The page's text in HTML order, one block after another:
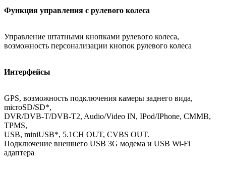
Функция управления с рулевого колеса
Управление штатными кнопками рулевого колеса,
возможность персонализации кнопок рулевого колеса
Интерфейсы
GPS, возможность подключения камеры заднего вида,
microSD/SD*,
DVR/DVB-T/DVB-T2, Audio/Video IN, IPod/IPhone, CMMB,
TPMS,
USB, miniUSB*, 5.1CH OUT, CVBS OUT.
Подключение внешнего USB 3G модема и USB Wi-Fi
адаптера